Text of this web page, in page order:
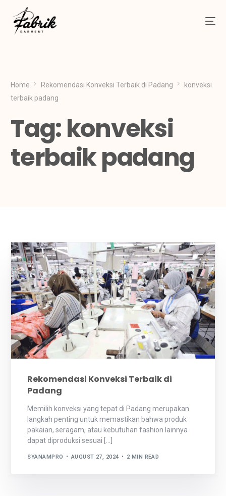
Home Rekomendasi Konveksi Terbaik di Padang
konveksi
terbaik padang
Tag:konveksi
terbaik padang
Rekomendasi Konveksi Terbaik di
Padang
Memilih konveksi yang tepat di Padang merupakan
langkah penting untuk memastikan bahwa produk
pakaian, seragam, atau kebutuhan fashion lainnya
dapat diproduksi sesuai […]
SYANAMPRO AUGUST 27, 2024 2 MIN READ